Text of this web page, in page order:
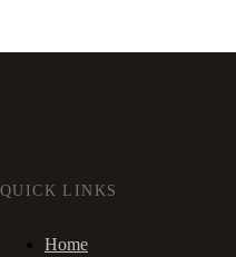
QUICK LINKS
Home